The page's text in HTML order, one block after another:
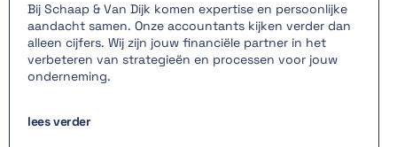
Bij Schaap & Van Dijk komen expertise en persoonlijke
aandacht samen. Onze accountants kijken verder dan
alleen cijfers. Wij zijn jouw financiële partner in het
verbeteren van strategieën en processen voor jouw
onderneming.
lees verder